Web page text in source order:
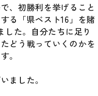
、初勝利を挙げること
る「県ベスト16」を賭
た。自分たちに足り
どう戦っていくのかを
。
ました。